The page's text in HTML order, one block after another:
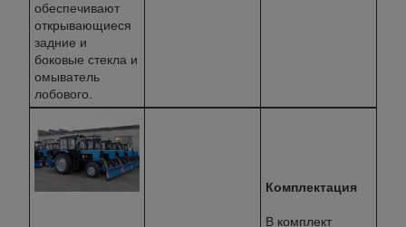
обеспечивают
открывающиеся
задние и
боковые стекла и
омыватель
лобового.
Комплектация
В комплект